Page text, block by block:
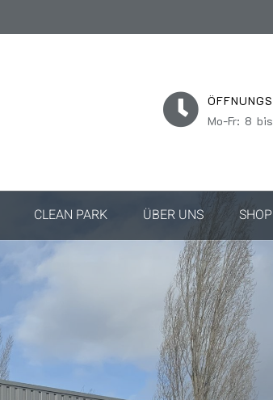
Mo-Fr: 8
CLEAN PARK ÜBER UNS SHOP